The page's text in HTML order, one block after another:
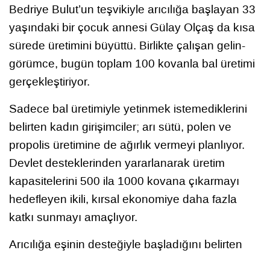
Bedriye Bulut’un teşvikiyle arıcılığa başlayan 33
yaşındaki bir çocuk annesi Gülay Olçaş da kısa
sürede üretimini büyüttü. Birlikte çalışan gelin-
görümce, bugün toplam 100 kovanla bal üretimi
gerçekleştiriyor.
Sadece bal üretimiyle yetinmek istemediklerini
belirten kadın girişimciler; arı sütü, polen ve
propolis üretimine de ağırlık vermeyi planlıyor.
Devlet desteklerinden yararlanarak üretim
kapasitelerini 500 ila 1000 kovana çıkarmayı
hedefleyen ikili, kırsal ekonomiye daha fazla
katkı sunmayı amaçlıyor.
Arıcılığa eşinin desteğiyle başladığını belirten